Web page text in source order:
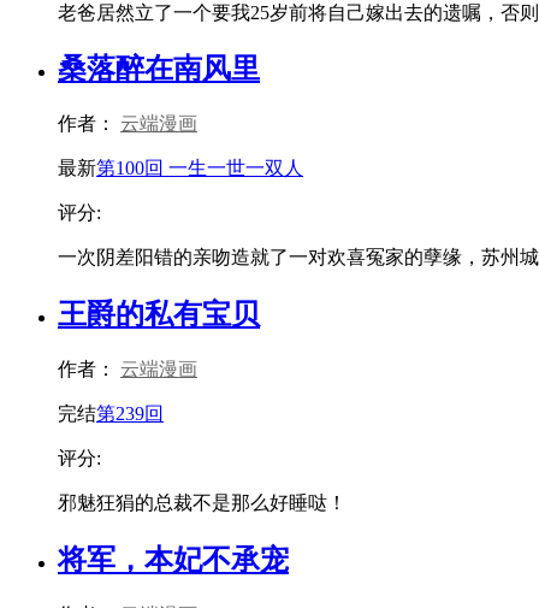
老爸居然立了一个要我25岁前将自己嫁出去的遗嘱，否
桑落醉在南风里
作者： 云端漫画
最新第100回 一生一世一双人
评分:
一次阴差阳错的亲吻造就了一对欢喜冤家的孽缘，苏州
王爵的私有宝贝
作者： 云端漫画
完结第239回
评分:
邪魅狂狷的总裁不是那么好睡哒！
将军，本妃不承宠